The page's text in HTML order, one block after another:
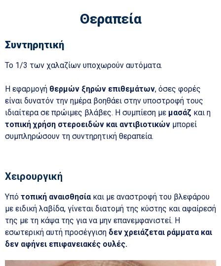
Θεραπεία
Συντηρητική
Το 1/3 των χαλαζίων υποχωρούν αυτόματα.
Η εφαρμογή θερμών ξηρών επιθεμάτων, όσες φορές
είναι δυνατόν την ημέρα βοηθάει στην υποστροφή τους
ιδιαίτερα σε πρώιμες βλάβες. Η συμπίεση με μασάζ και η
τοπική χρήση στεροειδών και αντιβιοτικών μπορεί
συμπληρώσουν τη συντηρητική θεραπεία.
Χειρουργική
Υπό τοπική αναισθησίακαι με αναστροφή του βλεφάρου
με ειδική λαβίδα, γίνεται διατομή της κύστης και αφαίρεσή
της με τη κάψα της για να μην επανεμφανιστεί. Η
εσωτερική αυτή προσέγγιση δεν χρειάζεται ράμματα και
δεν αφήνει επιφανειακές ουλές.